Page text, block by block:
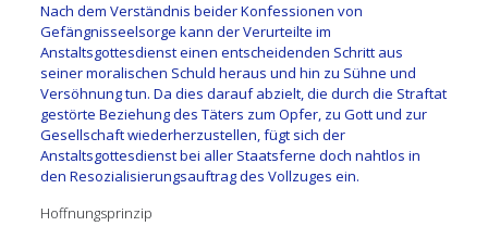
Nach dem Verständnis beider Konfessionen von
Gefängnisseelsorge kann der Verurteilte im
Anstaltsgottesdienst einen entscheidenden Schritt aus
seiner moralischen Schuld heraus und hin zu Sühne und
Versöhnung tun. Da dies darauf abzielt, die durch die Straftat
gestörte Beziehung des Täters zum Opfer, zu Gott und zur
Gesellschaft wiederherzustellen, fügt sich der
Anstaltsgottesdienst bei aller Staatsferne doch nahtlos in
den Resozialisierungsauftrag des Vollzuges ein.
Hoffnungsprinzip